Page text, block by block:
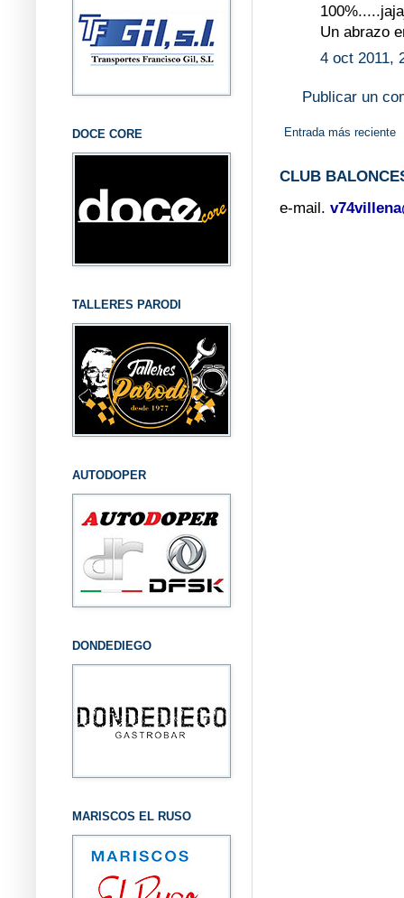
Un abrazo
4 oct 2011,
Publicar un
Entrada más reciente
CLUB
e-mail.
DOCE CORE
TALLERES PARODI
AUTODOPER
DONDEDIEGO
MARISCOS EL RUSO